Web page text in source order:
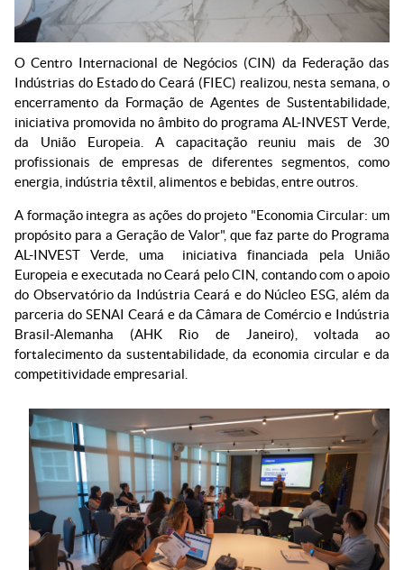
O Centro Internacional de Negócios (CIN) da Federação das
Indústrias do Estado do Ceará (FIEC) realizou, nesta semana, o
encerramento da Formação de Agentes de Sustentabilidade,
iniciativa promovida no âmbito do programa AL-INVEST Verde,
da União Europeia. A capacitação reuniu mais de 30
profissionais de empresas de diferentes segmentos, como
energia, indústria têxtil, alimentos e bebidas, entre outros.
A formação integra as ações do projeto "Economia Circular: um
propósito para a Geração de Valor", que faz parte do Programa
AL-INVEST Verde, uma iniciativa financiada pela União
Europeia e executada no Ceará pelo CIN, contando com o apoio
do Observatório da Indústria Ceará e do Núcleo ESG, além da
parceria do SENAI Ceará e da Câmara de Comércio e Indústria
Brasil-Alemanha (AHK Rio de Janeiro), voltada ao
fortalecimento da sustentabilidade, da economia circular e da
competitividade empresarial.